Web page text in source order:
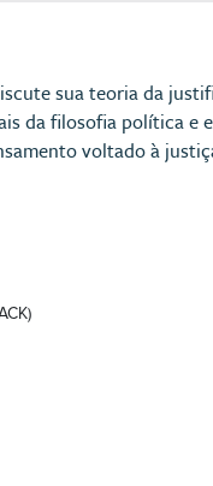
sua teoria da
da filosofia política
voltado à